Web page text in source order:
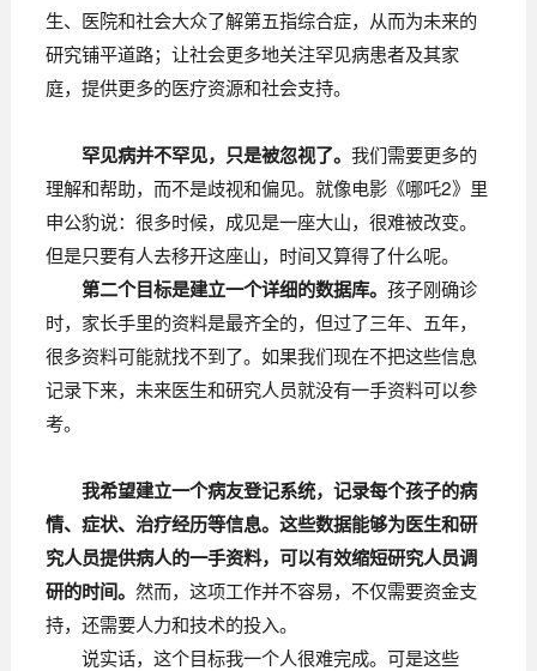
生、医院和社会大众了解第五指综合症，从而为未来的
研究铺平道路；让社会更多地关注罕见病患者及其家
庭，提供更多的医疗资源和社会支持。
罕见病并不罕见，只是被忽视了。我们需要更多的
理解和帮助，而不是歧视和偏见。就像电影《哪吒2》里
申公豹说：很多时候，成见是一座大山，很难被改变。
但是只要有人去移开这座山，时间又算得了什么呢。
第二个目标是建立一个详细的数据库。孩子刚确诊
时，家长手里的资料是最齐全的，但过了三年、五年，
很多资料可能就找不到了。如果我们现在不把这些信息
记录下来，未来医生和研究人员就没有一手资料可以参
考。
我希望建立一个病友登记系统，记录每个孩子的病
情、症状、治疗经历等信息。这些数据能够为医生和研
究人员提供病人的一手资料，可以有效缩短研究人员调
研的时间。 然而，这项工作并不容易，不仅需要资金支
持，还需要人力和技术的投入。
说实话，这个目标我一个人很难完成。可是这些